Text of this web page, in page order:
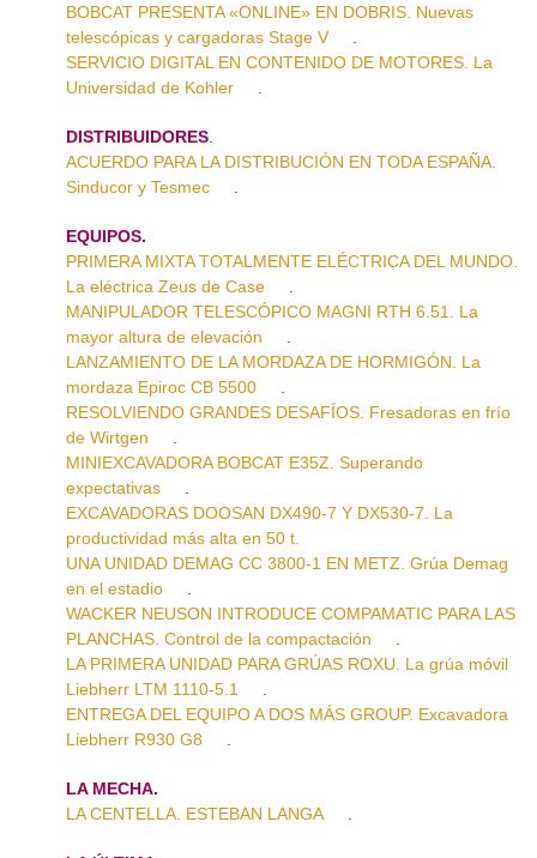
BOBCAT PRESENTA «ONLINE» EN DOBRIS. Nuevas
telescópicas y cargadoras Stage V
SERVICIO DIGITAL EN CONTENIDO DE MOTORES. La
Universidad de Kohler
DISTRIBUIDORES
ACUERDO PARA LA DISTRIBUCIÓN EN TODA ESPAÑA.
Sinducor y Tesmec
EQUIPOS.
PRIMERA MIXTA TOTALMENTE ELÉCTRICA DEL MUNDO.
La eléctrica Zeus de Case
MANIPULADOR TELESCÓPICO MAGNI RTH 6.51. La
mayor altura de elevación
LANZAMIENTO DE LA MORDAZA DE HORMIGÓN. La
mordaza Epiroc CB 5500
RESOLVIENDO GRANDES DESAFÍOS. Fresadoras en frío
de Wirtgen
MINIEXCAVADORA BOBCAT E35Z. Superando
expectativas
EXCAVADORAS DOOSAN DX490-7 Y DX530-7. La
productividad más alta en 50 t.
UNA UNIDAD DEMAG CC 3800-1 EN METZ. Grúa Demag
en el estadio
WACKER NEUSON INTRODUCE COMPAMATIC PARA LAS
PLANCHAS. Control de la compactación
LA PRIMERA UNIDAD PARA GRÚAS ROXU. La grúa móvil
Liebherr LTM 1110-5.1
ENTREGA DEL EQUIPO A DOS MÁS GROUP. Excavadora
Liebherr R930 G8
LA MECHA.
LA CENTELLA. ESTEBAN LANGA